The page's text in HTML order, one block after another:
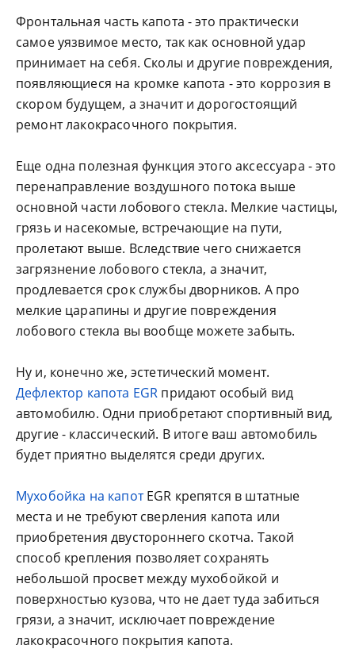
Фронтальная часть капота - это практически
самое уязвимое место, так как основной удар
принимает на себя. Сколы и другие повреждения,
появляющиеся на кромке капота - это коррозия в
скором будущем, а значит и дорогостоящий
ремонт лакокрасочного покрытия.
Еще одна полезная функция этого аксессуара - это
перенаправление воздушного потока выше
основной части лобового стекла. Мелкие частицы,
грязь и насекомые, встречающие на пути,
пролетают выше. Вследствие чего снижается
загрязнение лобового стекла, а значит,
продлевается срок службы дворников. А про
мелкие царапины и другие повреждения
лобового стекла вы вообще можете забыть.
Ну и, конечно же, эстетический момент.
Дефлектор капота EGR придают особый вид
автомобилю. Одни приобретают спортивный вид,
другие - классический. В итоге ваш автомобиль
будет приятно выделятся среди других.
Мухобойка на капотEGR крепятся в штатные
места и не требуют сверления капота или
приобретения двустороннего скотча. Такой
способ крепления позволяет сохранять
небольшой просвет между мухобойкой и
поверхностью кузова, что не дает туда забиться
грязи, а значит, исключает повреждение
лакокрасочного покрытия капота.